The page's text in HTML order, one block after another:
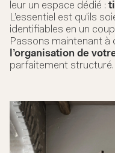
leur un espace dédié :
L’essentiel est qu’ils
identifiables en un
Passons maintenant à
l’organisation de
parfaitement structuré.